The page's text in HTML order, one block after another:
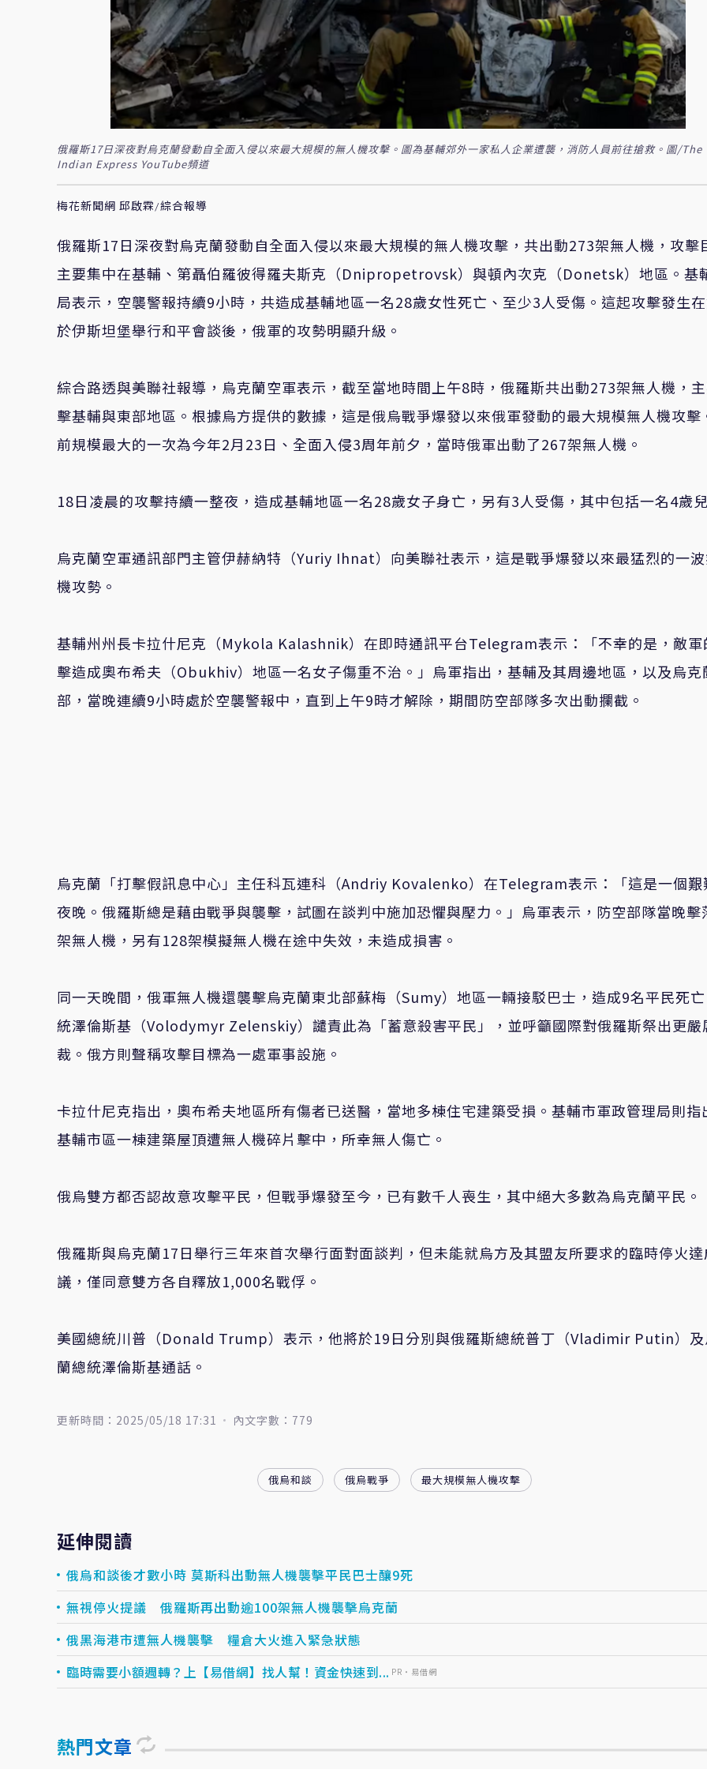
俄羅斯17日深夜對烏克蘭發動自全面入侵以來最大規模的無人機攻擊。圖為基輔郊外一家私人企業遭襲，消防人員前往搶救。圖/The
Indian Express YouTube頻道
梅花新聞網 邱啟霖/綜合報導
俄羅斯17日深夜對烏克蘭發動自全面入侵以來最大規模的無人機攻擊，共出動273架無人機，攻擊
主要集中在基輔、第聶伯羅彼得羅夫斯克（Dnipropetrovsk）與頓內次克（Donetsk）地區。基
局表示，空襲警報持續9小時，共造成基輔地區一名28歲女性死亡、至少3人受傷。這起攻擊發生
於伊斯坦堡舉行和平會談後，俄軍的攻勢明顯升級。
綜合路透與美聯社報導，烏克蘭空軍表示，截至當地時間上午8時，俄羅斯共出動273架無人機，
擊基輔與東部地區。根據烏方提供的數據，這是俄烏戰爭爆發以來俄軍發動的最大規模無人機攻擊
前規模最大的一次為今年2月23日、全面入侵3周年前夕，當時俄軍出動了267架無人機。
18日凌晨的攻擊持續一整夜，造成基輔地區一名28歲女子身亡，另有3人受傷，其中包括一名4歲
烏克蘭空軍通訊部門主管伊赫納特（Yuriy Ihnat）向美聯社表示，這是戰爭爆發以來最猛烈的一波
機攻勢。
基輔州州長卡拉什尼克（Mykola Kalashnik）在即時通訊平台Telegram表示：「不幸的是，敵軍
擊造成奧布希夫（Obukhiv）地區一名女子傷重不治。」烏軍指出，基輔及其周邊地區，以及烏克
部，當晚連續9小時處於空襲警報中，直到上午9時才解除，期間防空部隊多次出動攔截。
烏克蘭「打擊假訊息中心」主任科瓦連科（Andriy Kovalenko）在Telegram表示：「這是一個艱
夜晚。俄羅斯總是藉由戰爭與襲擊，試圖在談判中施加恐懼與壓力。」烏軍表示，防空部隊當晚擊
架無人機，另有128架模擬無人機在途中失效，未造成損害。
同一天晚間，俄軍無人機還襲擊烏克蘭東北部蘇梅（Sumy）地區一輛接駁巴士，造成9名平民死
統澤倫斯基（Volodymyr Zelenskiy）譴責此為「蓄意殺害平民」，並呼籲國際對俄羅斯祭出更嚴
裁。俄方則聲稱攻擊目標為一處軍事設施。
卡拉什尼克指出，奧布希夫地區所有傷者已送醫，當地多棟住宅建築受損。基輔市軍政管理局則指
基輔市區一棟建築屋頂遭無人機碎片擊中，所幸無人傷亡。
俄烏雙方都否認故意攻擊平民，但戰爭爆發至今，已有數千人喪生，其中絕大多數為烏克蘭平民。
俄羅斯與烏克蘭17日舉行三年來首次舉行面對面談判，但未能就烏方及其盟友所要求的臨時停火
議，僅同意雙方各自釋放1,000名戰俘。
美國總統川普（Donald Trump）表示，他將於19日分別與俄羅斯總統普丁（Vladimir Putin）及
蘭總統澤倫斯基通話。
更新時間：2025/05/18 17:31 內文字數：779
俄烏和談 俄烏戰爭 最大規模無人機攻擊
延伸閱讀
俄烏和談後才數小時 莫斯科出動無人機襲擊平民巴士釀9死
無視停火提議 俄羅斯再出動逾100架無人機襲擊烏克蘭
俄黑海港市遭無人機襲擊 糧倉大火進入緊急狀態
臨時需要小額週轉？上【易借網】找人幫！資金快速到... PR・易借網
熱門文章